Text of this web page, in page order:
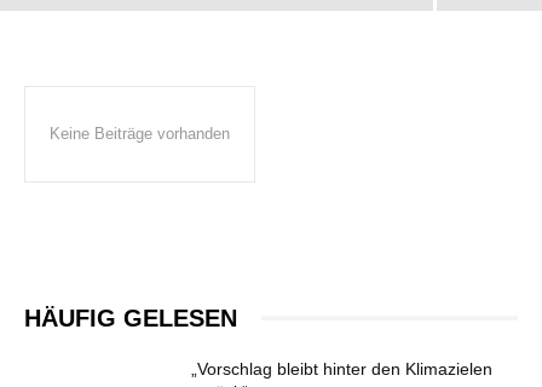
Keine Beiträge vorhanden
HÄUFIG GELESEN
„Vorschlag bleibt hinter den Klimazielen